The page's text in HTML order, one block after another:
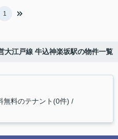
1
大江戸線 牛込神楽坂駅の物件一覧
無料のテナント(0件)